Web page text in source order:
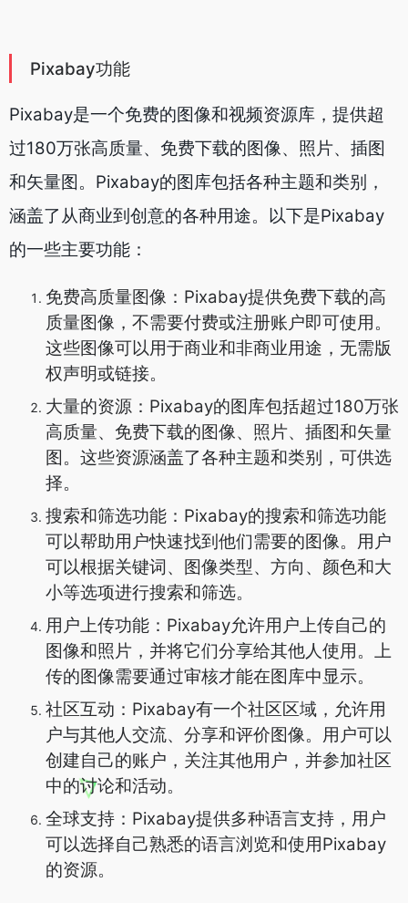
Pixabay功能
Pixabay是一个免费的图像和视频资源库，提供超
过180万张高质量、免费下载的图像、照片、插图
和矢量图。Pixabay的图库包括各种主题和类别，
涵盖了从商业到创意的各种用途。以下是Pixabay
的一些主要功能：
免费高质量图像：Pixabay提供免费下载的高
质量图像，不需要付费或注册账户即可使用。
这些图像可以用于商业和非商业用途，无需版
权声明或链接。
大量的资源：Pixabay的图库包括超过180万张
高质量、免费下载的图像、照片、插图和矢量
图。这些资源涵盖了各种主题和类别，可供选
择。
搜索和筛选功能：Pixabay的搜索和筛选功能
可以帮助用户快速找到他们需要的图像。用户
可以根据关键词、图像类型、方向、颜色和大
小等选项进行搜索和筛选。
用户上传功能：Pixabay允许用户上传自己的
图像和照片，并将它们分享给其他人使用。上
传的图像需要通过审核才能在图库中显示。
社区互动：Pixabay有一个社区区域，允许用
户与其他人交流、分享和评价图像。用户可以
创建自己的账户，关注其他用户，并参加社区
中的讨论和活动。
全球支持：Pixabay提供多种语言支持，用户
可以选择自己熟悉的语言浏览和使用Pixabay
的资源。